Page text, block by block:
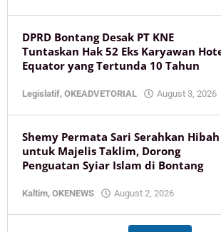
DPRD Bontang Desak PT KNE
Tuntaskan Hak 52 Eks Karyawan
Equator yang Tertunda 10 Tahun
Legislatif, OKEADVETORIAL August 3, 2026
Shemy Permata Sari Serahkan Hibah
untuk Majelis Taklim, Dorong
Penguatan Syiar Islam di Bontang
Kaltim, OKENEWS August 2, 2026